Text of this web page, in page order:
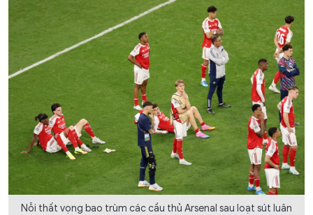
Nỗi thất vọng bao trùm các cầu thủ Arsenal sau loạt sút luân